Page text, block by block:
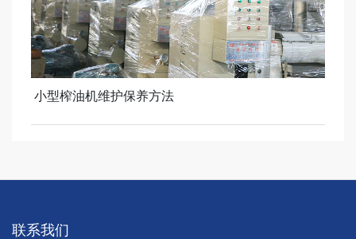
小型榨油机维护保养方法
联系我们